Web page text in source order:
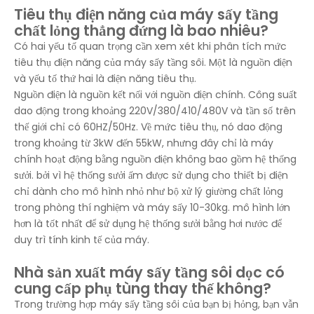
Tiêu thụ điện năng của máy sấy tầng
chất lỏng thẳng đứng là bao nhiêu?
Có hai yếu tố quan trọng cần xem xét khi phân tích mức
tiêu thụ điện năng của máy sấy tầng sôi. Một là nguồn điện
và yếu tố thứ hai là điện năng tiêu thụ.
Nguồn điện là nguồn kết nối với nguồn điện chính. Công suất
dao động trong khoảng 220V/380/410/480V và tần số trên
thế giới chỉ có 60HZ/50Hz. Về mức tiêu thụ, nó dao động
trong khoảng từ 3kW đến 55kW, nhưng đây chỉ là máy
chính hoạt động bằng nguồn điện không bao gồm hệ thống
sưởi. bởi vì hệ thống sưởi ấm được sử dụng cho thiết bị điện
chỉ dành cho mô hình nhỏ như bộ xử lý giường chất lỏng
trong phòng thí nghiệm và máy sấy 10-30kg. mô hình lớn
hơn là tốt nhất để sử dụng hệ thống sưởi bằng hơi nước để
duy trì tính kinh tế của máy.
Nhà sản xuất máy sấy tầng sôi dọc có
cung cấp phụ tùng thay thế không?
Trong trường hợp máy sấy tầng sôi của bạn bị hỏng, bạn vẫn